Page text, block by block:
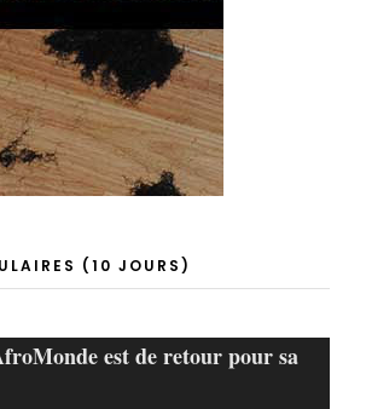
(10 JOURS)
est de retour pour sa